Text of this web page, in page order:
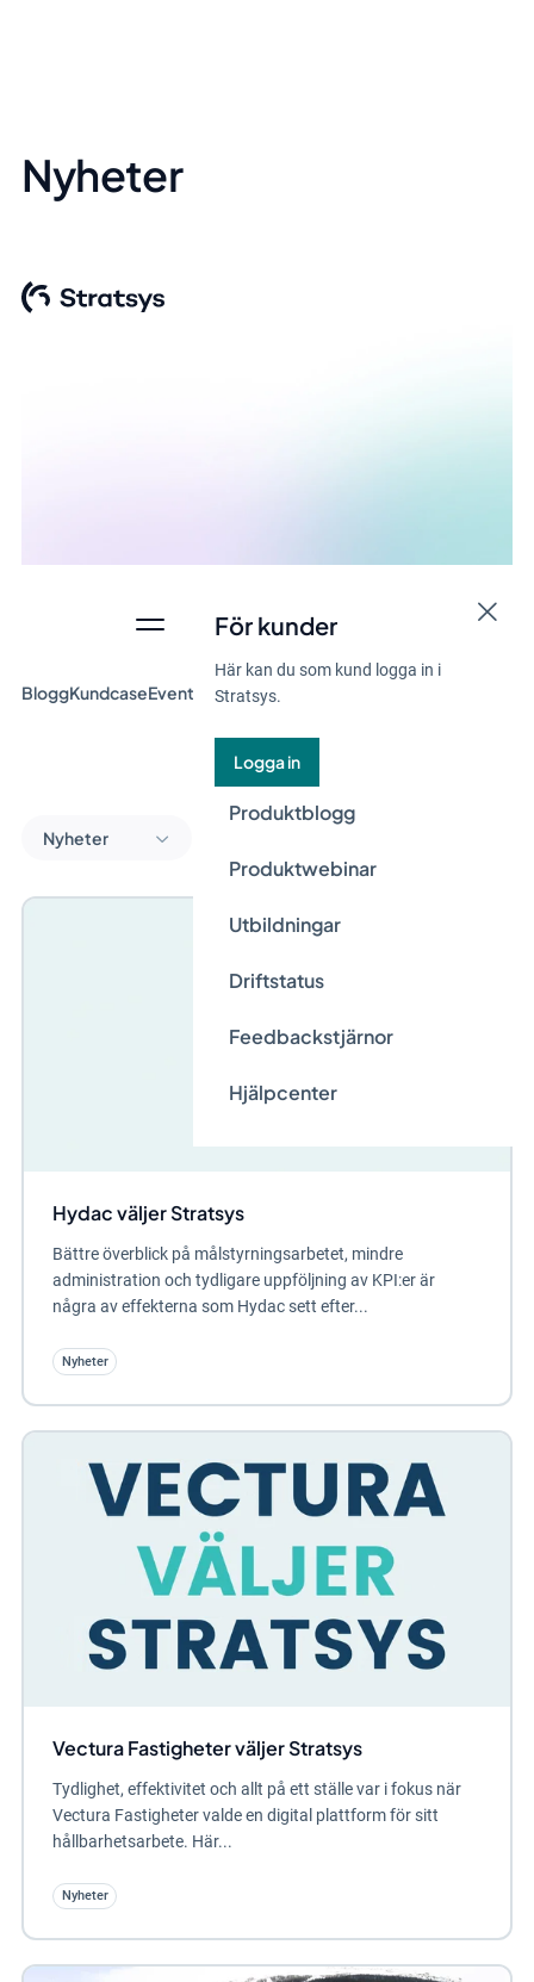
För kunder
Här kan du som kund logga in i
Stratsys.
Logga in
Produktblogg
Produktwebinar
Utbildningar
Driftstatus
Feedbackstjärnor
Hjälpcenter
Nyheter
BloggKundcaseEvent & Webinar
Nyheter
Hydac väljer Stratsys
Bättre överblick på målstyrningsarbetet, mindre
administration och tydligare uppföljning av KPI:er är
några av effekterna som Hydac sett efter...
Nyheter
Vectura Fastigheter väljer Stratsys
Tydlighet, effektivitet och allt på ett ställe var i fokus när
Vectura Fastigheter valde en digital plattform för sitt
hållbarhetsarbete. Här...
Nyheter